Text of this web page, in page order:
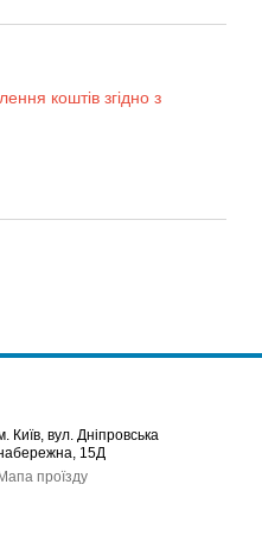
коштів згідно з
Київ, вул. Дніпровська
15Д
Мапа проїзду